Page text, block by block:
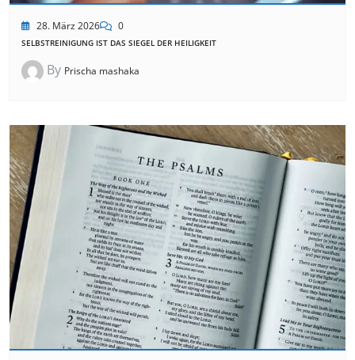
28. März 2026 0
SELBSTREINIGUNG IST DAS SIEGEL DER HEILIGKEIT
By Prischa mashaka